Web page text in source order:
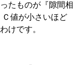
たものが『隙間相
値が小さいほど
けです。